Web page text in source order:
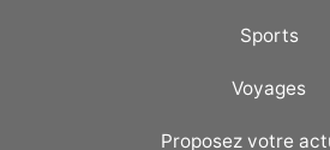
Sports
Voyages
Proposez votre